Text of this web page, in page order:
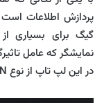
گیگ برای بسیاری
نمایشگر که عامل
در این لپ تاپ از نوع FHD TN با ابعاد 15 اینچ می‌باشد.